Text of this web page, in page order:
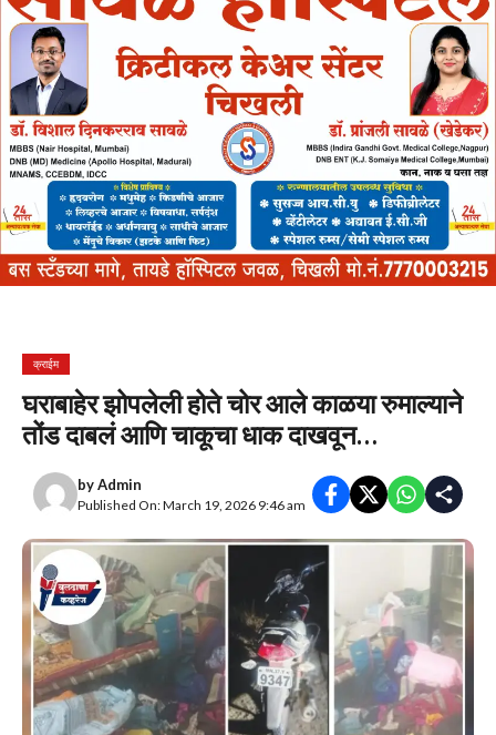
क्राईम
घराबाहेर झोपलेली होते चोर आले काळया रुमाल्याने
तोंड दाबलं आणि चाकूचा धाक दाखवून…
byAdmin
Published On: March 19, 2026 9:46 am